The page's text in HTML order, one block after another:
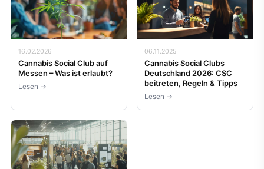
16.02.2026
Cannabis Social Club auf
Messen – Was ist erlaubt?
Lesen →
06.11.2025
Cannabis Social Clubs
Deutschland 2026: CSC
beitreten, Regeln & Tipps
Lesen →